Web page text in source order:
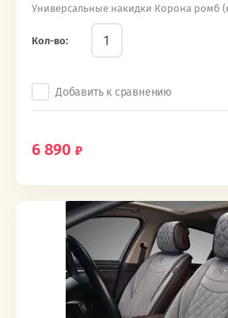
Универсальные накидки Корона ромб
Кол-во:
Добавить к сравнению
6 890